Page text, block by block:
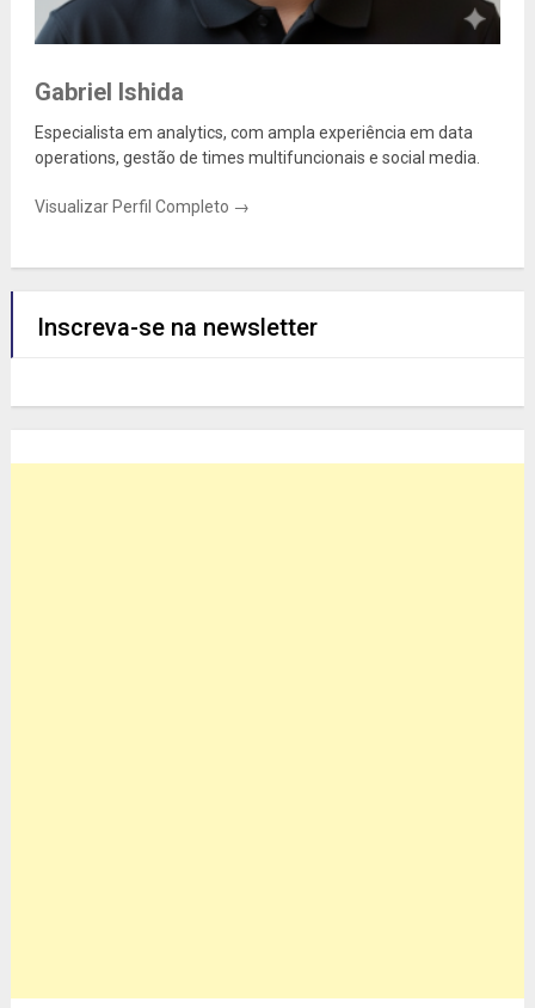
Gabriel Ishida
Especialista em analytics, com ampla experiência em data
operations, gestão de times multifuncionais e social media.
Visualizar Perfil Completo →
Inscreva-se na newsletter